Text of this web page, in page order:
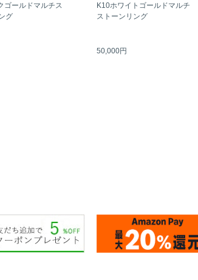
ゴールドマルチス
グ
K10ホワイトゴールドマルチ
ストーンリング
50,000円